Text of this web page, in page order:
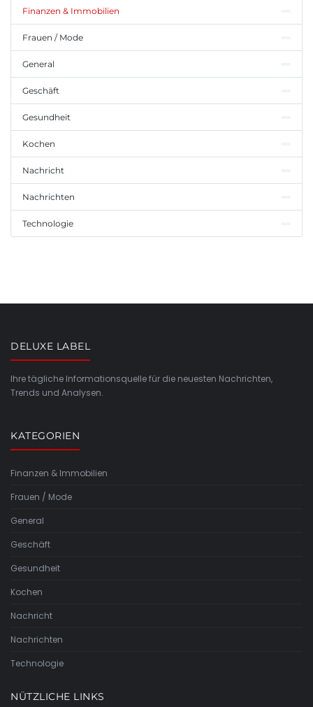
Finanzen & Immobilien
Frauen / Mode
General
Geschäft
Gesundheit
Kochen
Nachricht
Nachrichten
Technologie
DELUXE LABEL
Ihre tägliche Informationsquelle für die neuesten Nachrichten,
Trends und Analysen.
KATEGORIEN
Finanzen & Immobilien
Frauen / Mode
General
Geschäft
Gesundheit
Kochen
Nachricht
Nachrichten
Technologie
NÜTZLICHE LINKS